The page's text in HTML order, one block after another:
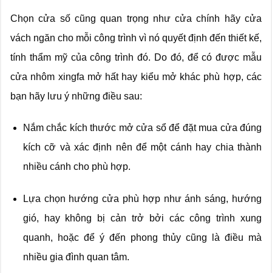
Chọn cửa số cũng quan trọng như cửa chính hãy cửa
vách ngăn cho mỗi công trình vì nó quyết định đến thiết kế,
tính thẩm mỹ của công trình đó. Do đó, để có được mẫu
cửa nhôm xingfa mở hất hay kiểu mở khác phù hợp, các
bạn hãy lưu ý những điều sau:
Nắm chắc kích thước mở cửa sổ để đặt mua cửa đúng
kích cỡ và xác định nên để một cánh hay chia thành
nhiều cánh cho phù hợp.
Lựa chọn hướng cửa phù hợp như ánh sáng, hướng
gió, hay không bị cản trở bởi các công trình xung
quanh, hoặc để ý đến phong thủy cũng là điều mà
nhiều gia đình quan tâm.